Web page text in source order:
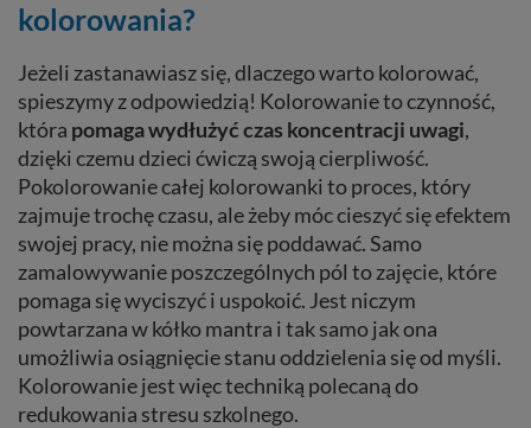
kolorowania?
Jeżeli zastanawiasz się, dlaczego warto kolorować,
spieszymy z odpowiedzią! Kolorowanie to czynność,
która pomaga wydłużyć czas koncentracji uwagi,
dzięki czemu dzieci ćwiczą swoją cierpliwość.
Pokolorowanie całej kolorowanki to proces, który
zajmuje trochę czasu, ale żeby móc cieszyć się efektem
swojej pracy, nie można się poddawać. Samo
zamalowywanie poszczególnych pól to zajęcie, które
pomaga się wyciszyć i uspokoić. Jest niczym
powtarzana w kółko mantra i tak samo jak ona
umożliwia osiągnięcie stanu oddzielenia się od myśli.
Kolorowanie jest więc techniką polecaną do
redukowania stresu szkolnego.